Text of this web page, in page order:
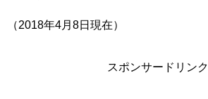
（2018年4月8日現在）
スポンサードリンク